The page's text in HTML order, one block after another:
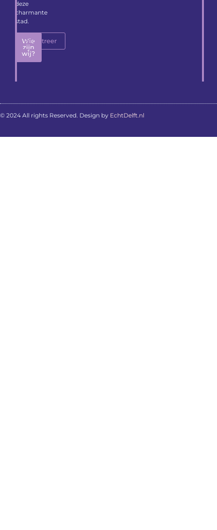
deze
charmante
stad.
Wie
zijn
wij?
Registreer
© 2024 All rights Reserved. Design by EchtDelft.nl